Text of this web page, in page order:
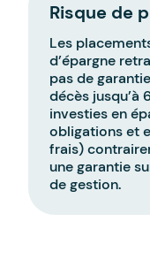
Risque de
Les
d’épargne
pas de
décès jusqu’à
investies en
obligations et
frais)
une garantie
de gestion.